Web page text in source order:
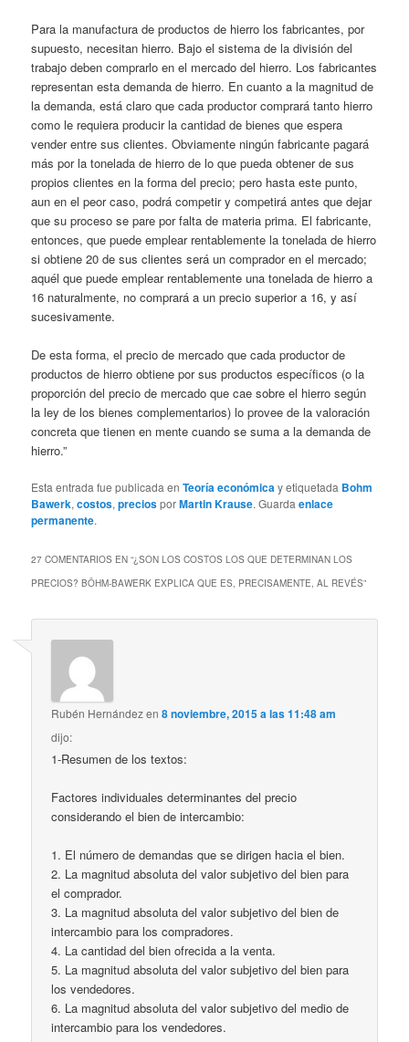
Para la manufactura de productos de hierro los fabricantes, por
supuesto, necesitan hierro. Bajo el sistema de la división del
trabajo deben comprarlo en el mercado del hierro. Los fabricantes
representan esta demanda de hierro. En cuanto a la magnitud de
la demanda, está claro que cada productor comprará tanto hierro
como le requiera producir la cantidad de bienes que espera
vender entre sus clientes. Obviamente ningún fabricante pagará
más por la tonelada de hierro de lo que pueda obtener de sus
propios clientes en la forma del precio; pero hasta este punto,
aun en el peor caso, podrá competir y competirá antes que dejar
que su proceso se pare por falta de materia prima. El fabricante,
entonces, que puede emplear rentablemente la tonelada de hierro
si obtiene 20 de sus clientes será un comprador en el mercado;
aquél que puede emplear rentablemente una tonelada de hierro a
16 naturalmente, no comprará a un precio superior a 16, y así
sucesivamente.
De esta forma, el precio de mercado que cada productor de
productos de hierro obtiene por sus productos específicos (o la
proporción del precio de mercado que cae sobre el hierro según
la ley de los bienes complementarios) lo provee de la valoración
concreta que tienen en mente cuando se suma a la demanda de
hierro.”
Esta entrada fue publicada enTeoría económicay etiquetada Bohm
Bawerk,costos,preciosporMartin Krause. Guardaenlace
permanente.
27 COMENTARIOS EN “¿SON LOS COSTOS LOS QUE DETERMINAN LOS
PRECIOS? BÖHM-BAWERK EXPLICA QUE ES, PRECISAMENTE, AL REVÉS”
Rubén Hernándezen8 noviembre, 2015 a las 11:48 am
dijo:
1-Resumen de los textos:
Factores individuales determinantes del precio
considerando el bien de intercambio:
1. El número de demandas que se dirigen hacia el bien.
2. La magnitud absoluta del valor subjetivo del bien para
el comprador.
3. La magnitud absoluta del valor subjetivo del bien de
intercambio para los compradores.
4. La cantidad del bien ofrecida a la venta.
5. La magnitud absoluta del valor subjetivo del bien para
los vendedores.
6. La magnitud absoluta del valor subjetivo del medio de
intercambio para los vendedores.